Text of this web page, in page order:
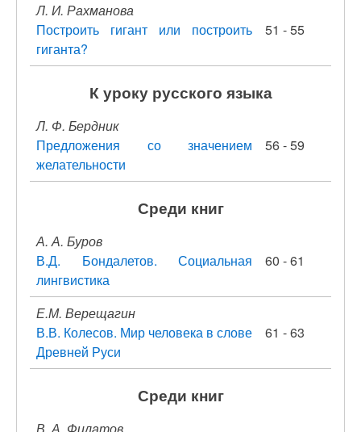
Л. И. Рахманова
Построить гигант или построить
гиганта?
51 - 55
К уроку русского языка
Л. Ф. Бердник
Предложения со значением
желательности
56 - 59
Среди книг
А. А. Буров
В.Д. Бондалетов. Социальная
лингвистика
60 - 61
Е.М. Верещагин
В.В. Колесов. Мир человека в слове
Древней Руси
61 - 63
Среди книг